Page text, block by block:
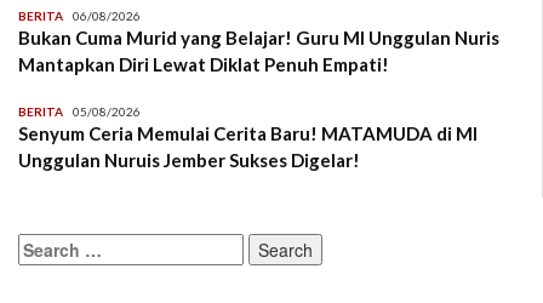
BERITA 06/08/2026
Bukan Cuma Murid yang Belajar! Guru MI Unggulan Nuris
Mantapkan Diri Lewat Diklat Penuh Empati!
BERITA 05/08/2026
Senyum Ceria Memulai Cerita Baru! MATAMUDA di MI
Unggulan Nuruis Jember Sukses Digelar!
Search
for: